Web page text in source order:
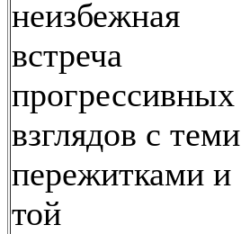
неизбежная
встреча
прогрессивных
взглядов с теми
пережитками и
той